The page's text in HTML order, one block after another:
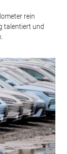
rein
talentiert und